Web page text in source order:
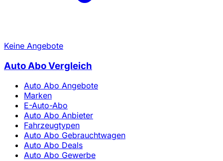
Keine Angebote
Auto Abo Vergleich
Auto Abo Angebote
Marken
E-Auto-Abo
Auto Abo Anbieter
Fahrzeugtypen
Auto Abo Gebrauchtwagen
Auto Abo Deals
Auto Abo Gewerbe